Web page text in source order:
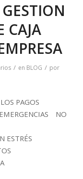
CAJA
/ en BLOG / por
PAGOS
NO
ESTRÉS